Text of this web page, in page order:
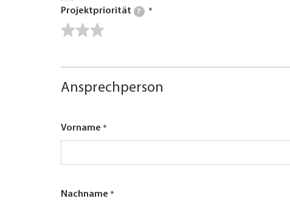
Projektpriorität ?
Ansprechperson
Vorname
Nachname